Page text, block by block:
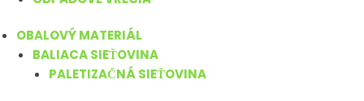
OBALOVÝ MATERIÁL
BALIACA SIEŤOVINA
PALETIZAČNÁ SIEŤOVINA